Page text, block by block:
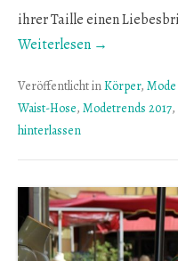
ihrer Taille einen
Weiterlesen →
Veröffentlicht inKörper, Mode
Waist-Hose, Modetrends 2017,
hinterlassen